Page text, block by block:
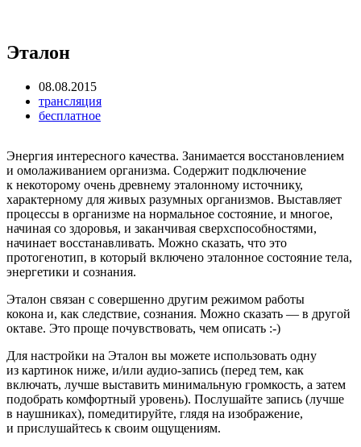
Эталон
08.08.2015
трансляция
бесплатное
Энергия интересного качества. Занимается восстановлением
и омолаживанием организма. Содержит подключение
к некоторому очень древнему эталонному источнику,
характерному для живых разумных организмов. Выставляет
процессы в организме на нормальное состояние, и многое,
начиная со здоровья, и заканчивая сверхспособностями,
начинает восстанавливать. Можно сказать, что это
протогенотип, в который включено эталонное состояние тела,
энергетики и сознания.
Эталон связан с совершенно другим режимом работы
кокона и, как следствие, сознания. Можно сказать — в другой
октаве. Это проще почувствовать, чем описать :-)
Для настройки на Эталон вы можете использовать одну
из картинок ниже, и/или аудио-запись (перед тем, как
включать, лучше выставить минимальную громкость, а затем
подобрать комфортный уровень). Послушайте запись (лучше
в наушниках), помедитируйте, глядя на изображение,
и прислушайтесь к своим ощущениям.